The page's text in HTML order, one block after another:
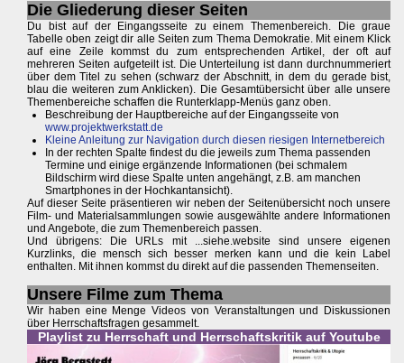
Die Gliederung dieser Seiten
Du bist auf der Eingangsseite zu einem Themenbereich. Die graue
Tabelle oben zeigt dir alle Seiten zum Thema Demokratie. Mit einem Klick
auf eine Zeile kommst du zum entsprechenden Artikel, der oft auf
mehreren Seiten aufgeteilt ist. Die Unterteilung ist dann durchnummeriert
über dem Titel zu sehen (schwarz der Abschnitt, in dem du gerade bist,
blau die weiteren zum Anklicken). Die Gesamtübersicht über alle unsere
Themenbereiche schaffen die Runterklapp-Menüs ganz oben.
Beschreibung der Hauptbereiche auf der Eingangsseite von
www.projektwerkstatt.de
Kleine Anleitung zur Navigation durch diesen riesigen Internetbereich
In der rechten Spalte findest du die jeweils zum Thema passenden
Termine und einige ergänzende Informationen (bei schmalem
Bildschirm wird diese Spalte unten angehängt, z.B. am manchen
Smartphones in der Hochkantansicht).
Auf dieser Seite präsentieren wir neben der Seitenübersicht noch unsere
Film- und Materialsammlungen sowie ausgewählte andere Informationen
und Angebote, die zum Themenbereich passen.
Und übrigens: Die URLs mit ...siehe.website sind unsere eigenen
Kurzlinks, die mensch sich besser merken kann und die kein Label
enthalten. Mit ihnen kommst du direkt auf die passenden Themenseiten.
Unsere Filme zum Thema
Wir haben eine Menge Videos von Veranstaltungen und Diskussionen
über Herrschaftsfragen gesammelt.
Playlist zu Herrschaft und Herrschaftskritik auf Youtube